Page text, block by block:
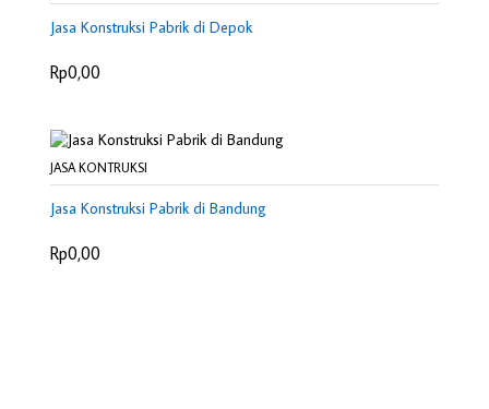
Jasa Konstruksi Pabrik di Depok
Rp0,00
JASA KONTRUKSI
Jasa Konstruksi Pabrik di Bandung
Rp0,00